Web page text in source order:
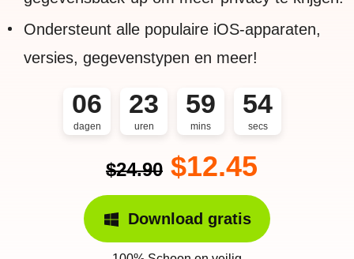
Ondersteunt alle populaire iOS-apparaten,
versies, gegevenstypen en meer!
06
dagen
23
uren
59
mins
53
secs
$24.90 $12.45
Download gratis